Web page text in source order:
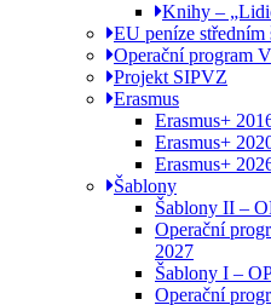
Knihy –
EU peníze středním
Operační program
Projekt SIPVZ
Erasmus
Erasmus+
Erasmus+
Erasmus+
Šablony
Šablony II –
Operační
2027
Šablony I –
Operační